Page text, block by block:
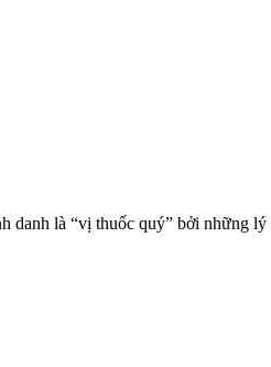
danh là “vị thuốc quý” bởi